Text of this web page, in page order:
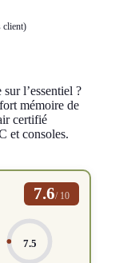
client)
l’essentiel ?
mémoire de
certifié
et consoles.
7.6/ 10
7.5